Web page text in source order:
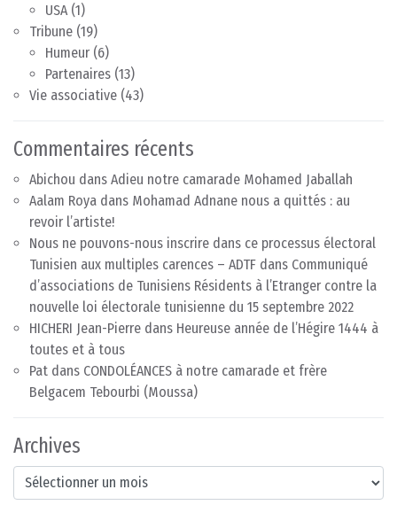
USA(1)
Tribune (19)
Humeur (6)
Partenaires (13)
Vie associative (43)
Commentaires récents
Abichou dans Adieu notre camarade Mohamed Jaballah
Aalam Roya dans Mohamad Adnane nous a quittés : au
revoir l’artiste!
Nous ne pouvons-nous inscrire dans ce processus électoral
Tunisien aux multiples carences – ADTF dans Communiqué
d’associations de Tunisiens Résidents à l’Etranger contre la
nouvelle loi électorale tunisienne du 15 septembre 2022
HICHERI Jean-Pierre dans Heureuse année de l’Hégire 1444 à
toutes et à tous
Pat dans CONDOLÉANCES à notre camarade et frère
Belgacem Tebourbi (Moussa)
Archives
Archives